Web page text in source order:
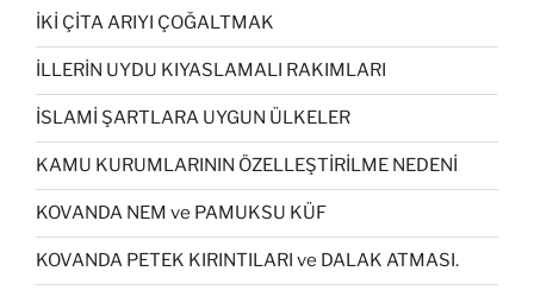
İKİ ÇİTA ARIYI ÇOĞALTMAK
İLLERİN UYDU KIYASLAMALI RAKIMLARI
İSLAMİ ŞARTLARA UYGUN ÜLKELER
KAMU KURUMLARININ ÖZELLEŞTİRİLME NEDENİ
KOVANDA NEM ve PAMUKSU KÜF
KOVANDA PETEK KIRINTILARI ve DALAK ATMASI.